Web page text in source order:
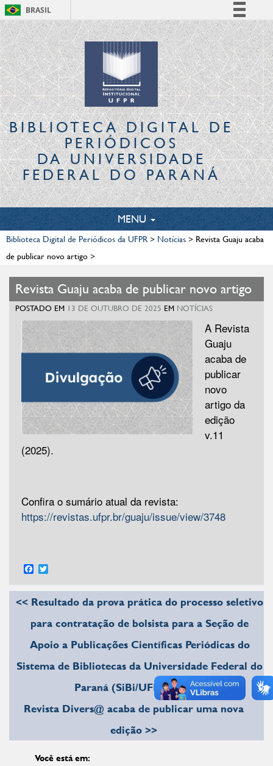
BRASIL
Simplifique!
Comunica BR
Participe
Acesso à informação
Legislação
Canais
BIBLIOTECA DIGITALDE
PERIÓDICOS
DA UNIVERSIDADE
FEDERAL DO PARANÁ
TOGGLE
NAVIGATION
MENU
Biblioteca Digital de Periódicos da UFPR> Notícias> Revista Guaju acaba
de publicar novo artigo>
Revista Guaju acaba de publicar novo artigo
POSTADO EM 13 DE OUTUBRO DE 2025 EM NOTÍCIAS
A Revista
Guaju
acaba de
publicar
novo
artigo da
edição
v.11
(2025).
Confira o sumário atual da revista:
https://revistas.ufpr.br/guaju/issue/view/3748
Facebook
<< Resultado da prova prática do processo seletivo
para contratação de bolsista para a Seção de
Apoio a Publicações Científicas Periódicas do
Sistema de Bibliotecas da Universidade Federal do
Paraná (SiBi/UFPR) 2025.5
Revista Divers@ acaba de publicar uma nova
edição >>
Você está em: